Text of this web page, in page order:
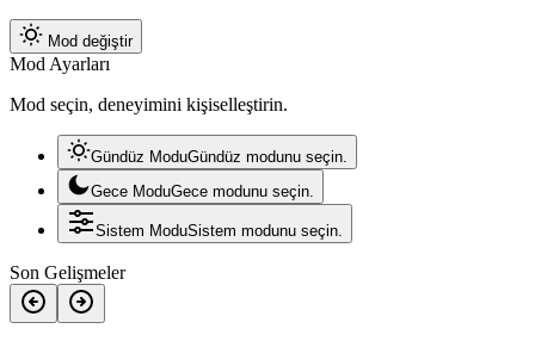
Mod değiştir
Mod Ayarları
Mod seçin, deneyimini kişiselleştirin.
Gündüz ModuGündüz modunu seçin.
Gece ModuGece modunu seçin.
Sistem ModuSistem modunu seçin.
Son Gelişmeler